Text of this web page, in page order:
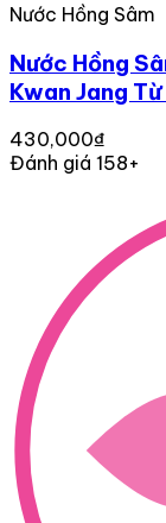
Nước Hồng Sâm
Nước Hồng
Kwan Jang
430,000₫
Đánh giá 158+